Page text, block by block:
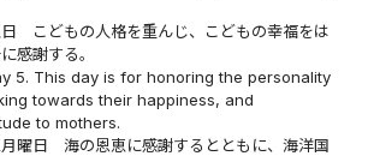
こどもの人格を重んじ、こどもの幸福をは
感謝する。
5. This day is for honoring the personality
towards their happiness, and
to mothers.
曜日 海の恩恵に感謝するとともに、海洋国